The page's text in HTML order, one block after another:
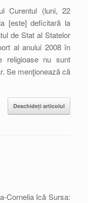
Curentul (luni, 22
[este] deficitară la
de Stat al Statelor
al anului 2008 în
religioase nu sunt
Se menţionează că
Deschideți articolul
Cornelia Ică Sursa: